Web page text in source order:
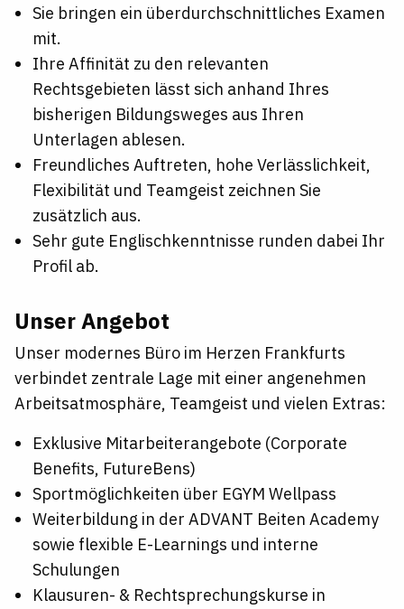
Sie bringen ein überdurchschnittliches Examen
mit.
Ihre Affinität zu den relevanten
Rechtsgebieten lässt sich anhand Ihres
bisherigen Bildungsweges aus Ihren
Unterlagen ablesen.
Freundliches Auftreten, hohe Verlässlichkeit,
Flexibilität und Teamgeist zeichnen Sie
zusätzlich aus.
Sehr gute Englischkenntnisse runden dabei Ihr
Profil ab.
Unser Angebot
Unser modernes Büro im Herzen Frankfurts
verbindet zentrale Lage mit einer angenehmen
Arbeitsatmosphäre, Teamgeist und vielen Extras:
Exklusive Mitarbeiterangebote (Corporate
Benefits, FutureBens)
Sportmöglichkeiten über EGYM Wellpass
Weiterbildung in der ADVANT Beiten Academy
sowie flexible E-Learnings und interne
Schulungen
Klausuren- & Rechtsprechungskurse in